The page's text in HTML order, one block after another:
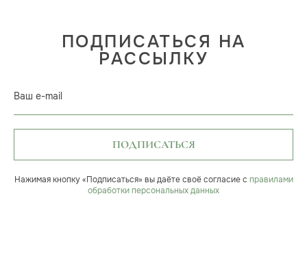
ПОДПИСАТЬСЯ НА
РАССЫЛКУ
Ваш e-mail
ПОДПИСАТЬСЯ
Нажимая кнопку «Подписаться» вы даёте своё согласие с правилами
обработки персональных данных